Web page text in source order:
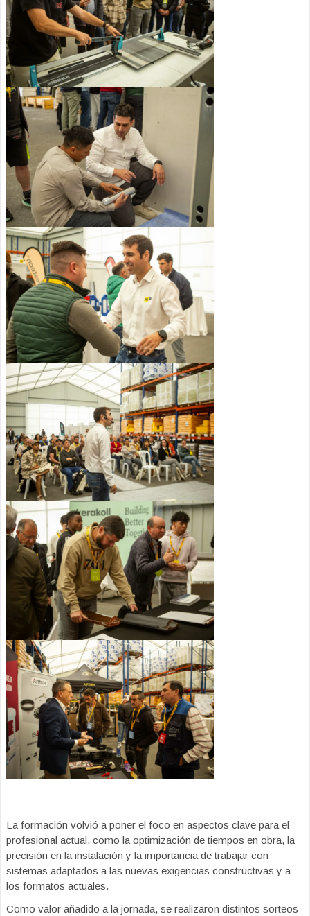
La formación volvió a poner el foco en aspectos clave para el
profesional actual, como la optimización de tiempos en obra, la
precisión en la instalación y la importancia de trabajar con
sistemas adaptados a las nuevas exigencias constructivas y a
los formatos actuales.
Como valor añadido a la jornada, se realizaron distintos sorteos